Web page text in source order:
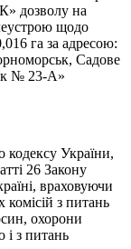
дозволу на
щодо
га за адресою:
Садове
№ 23-А»
кодексу України,
26 Закону
враховуючи
комісій з питань
охорони
і з питань